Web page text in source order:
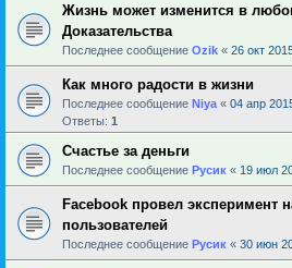
Жизнь может изменится в
Доказательства
Последнее сообщение Ozik « 26 окт
Как много радости в жизни
Последнее сообщение Niya « 04 апр
Ответы: 1
Счастье за деньги
Последнее сообщение Русик « 19 июл
Facebook провел эксперимент
пользователей
Последнее сообщение Русик « 30 июн